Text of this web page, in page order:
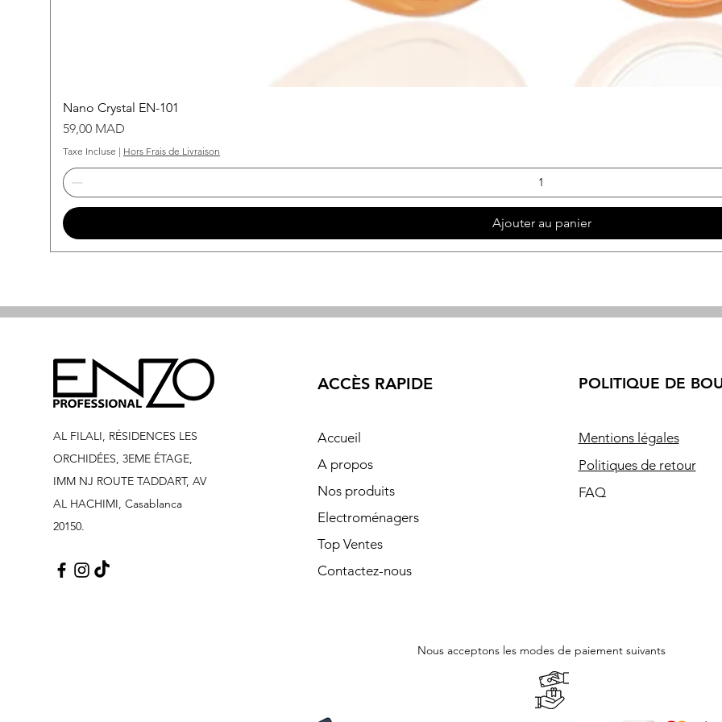
Nano Crystal EN-101
Prix
59,00 MAD
Taxe Incluse | Hors Frais de Livraison
Ajouter au panier
AL FILALI, RÉSIDENCES LES
ORCHIDÉES, 3EME ÉTAGE,
IMM NJ ROUTE TADDART, AV
AL HACHIMI, Casablanca
20150.
ACCÈS RAPIDE
Accueil
A propos
Nos produits
Electroménagers
Top Ventes
Contactez-nous
POLITIQUE DE
Mentions légales
Politiques de retour
FAQ
Nous acceptons les modes de paiement suivants